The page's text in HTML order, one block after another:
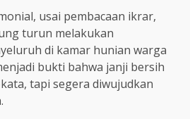
usai pembacaan ikrar,
turun melakukan
di kamar hunian warga
bukti bahwa janji bersih
tapi segera diwujudkan